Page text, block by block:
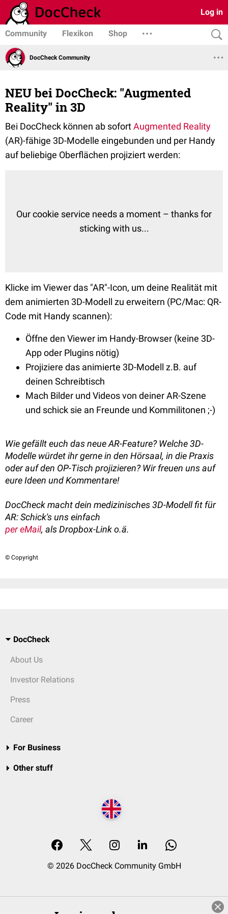
Log in
Community Flexikon Shop
DocCheck Community
NEU bei DocCheck: "Augmented
Reality" in 3D
Bei DocCheck können ab sofortAugmented Reality
(AR)-fähige 3D-Modelle eingebunden und per Handy
auf beliebige Oberflächen projiziert werden:
Klicke im Viewer das "AR"-Icon, um deine Realität mit
dem animierten 3D-Modell zu erweitern (PC/Mac: QR-
Code mit Handy scannen):
Öffne den Viewer im Handy-Browser (keine 3D-
App oder Plugins nötig)
Projiziere das animierte 3D-Modell z.B. auf
deinen Schreibtisch
Mach Bilder und Videos von deiner AR-Szene
und schick sie an Freunde und Kommilitonen ;-)
Wie gefällt euch das neue AR-Feature? Welche 3D-
Modelle würdet ihr gerne in den Hörsaal, in die Praxis
oder auf den OP-Tisch projizieren? Wir freuen uns auf
eure Ideen und Kommentare!
DocCheck macht dein medizinisches 3D-Modell fit für
AR: Schick's uns einfach
per eMail, als Dropbox-Link o.ä.
© Copyright
DocCheck
About Us
Investor Relations
Press
Career
For Business
Other stuff
© 2026 DocCheck Community GmbH